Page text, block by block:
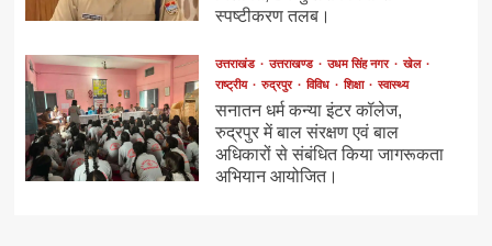
स्पष्टीकरण तलब।
उत्तराखंड उत्तराखण्ड उधम सिंह नगर
खेल
राष्ट्रीय
रुद्रपुर विविध शिक्षा स्वास्थ्य
सनातन धर्म कन्या इंटर कॉलेज,
रुद्रपुर में बाल संरक्षण एवं बाल
अधिकारों से संबंधित किया जागरूकता
अभियान आयोजित।